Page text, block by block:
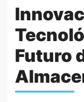
Futuro